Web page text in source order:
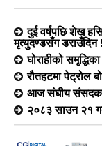
दुई वर्षपछि शेख
मृत्युदण्डसँग डराउँदिन !
घोराहीको
रौतहटमा पेट्रोल
आज संघीय संसदका
२०८३ साउन २१